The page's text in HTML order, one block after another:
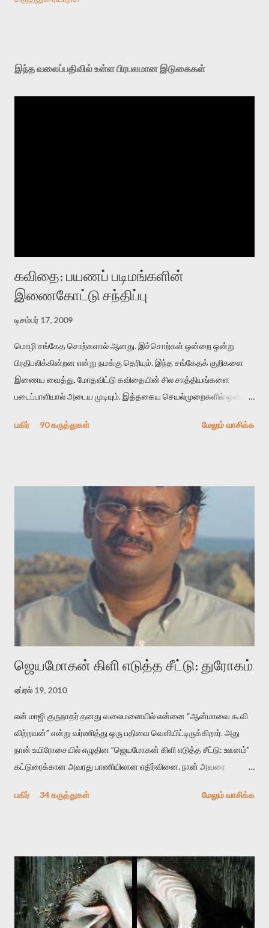
இந்த வலைப்பதிவில் உள்ள பிரபலமான இடுகைகள்
கவிதை: பயணப் படிமங்களின்
இணைகோட்டு சந்திப்பு
டிசம்பர் 17, 2009
மொழி சங்கேத சொற்களால் ஆனது. இச்சொற்கள் ஒன்றை ஒன்று
பிரதிபலிக்கின்றன என்று நமக்கு தெரியும். இந்த சங்கேதக் குறிகளை
இணைய வைத்து, மோதவிட்டு கவிதையின் சில சாத்தியங்களை
படைப்பாளியால் அடைய முடியும். இத்தகைய செயல்முறைகளில் ஒன்றை
காலத்தில் ஜாலவித்தைக்காரர்கள் வந்து போன பின் அவர்களின்
அதிகமாக்கும். கொல்லாது. ஒரு கனவை மீட்டெடுப்பதன் நோக்கம்
என்னவாக இருக்கும்? கவிதையின் அரூப இயக்கத்தை பொதுவயமாக
வடிக்க முயல்வதும் அதற்கே. கோயில் கருவறையின்
மென்வெளிச்சத்தில் நுண்பேசியின் படக்கருவியை இயக்கி சாத்தி
வைத்து விட்டு இயக்கத்தை அறிவோம். அறிதல் அபச்சாரமில்லை.
பயணப் படிமம் என்பது காக்னிடிவ் பொயடிக்ஸ் எனும் சமகால
விமர்சனத்தின் ஒரு முக்கிய கருவி. இக்கருவியை மனுஷ்யபுத்திரனின்
“காலை வணக்கங்கள்” எனும் ஒரு கவிதையில் சொருகப் போகிறோம்.
முதலில் கருவியை பழகுவோம். அன்றாட மொழியில் ஒன்று ம...
பகிர் 90 கருத்துகள் மேலும் வாசிக்க
ஜெயமோகன் கிளி எடுத்த சீட்டு: துரோகம்
ஏப்ரல் 19, 2010
என் மாஜி குருநாதர் தனது வலைமனையில் என்னை “ஆன்மாவை கூவி
விற்றவன்” என்று வர்ணித்து ஒரு பதிவை வெளியிட்டிருக்கிறார். அது
நான் உயிரோசையில் எழுதின ”ஜெயமோகன் கிளி எடுத்த சீட்டு: ஊனம்”
கட்டுரைக்கான அவரது பாணியிலான எதிர்வினை. நான் அவரை
பதிவை படித்த நண்பர்கள் பலரும் அவருக்காக இரக்கப்பட்டார்கள்.
தனது இணையதளத்திலே தொடர்ந்து பதிவு செய்கிறார். உயிர்மை
இன்னும் சில வருடங்களுக்கு தனக்கு எதிராக எழுத்தாளர்களை ஏவி
விட்டபடி இருக்கும் என்று ஒரு அச்சத்தை வெளிப்படுத்தியபடி
இருக்கிறார். அவர் கடுமையான பாதுகாப்பின்மை மனநிலையில் உள்ளார்.
பகிர் 34 கருத்துகள் மேலும் வாசிக்க